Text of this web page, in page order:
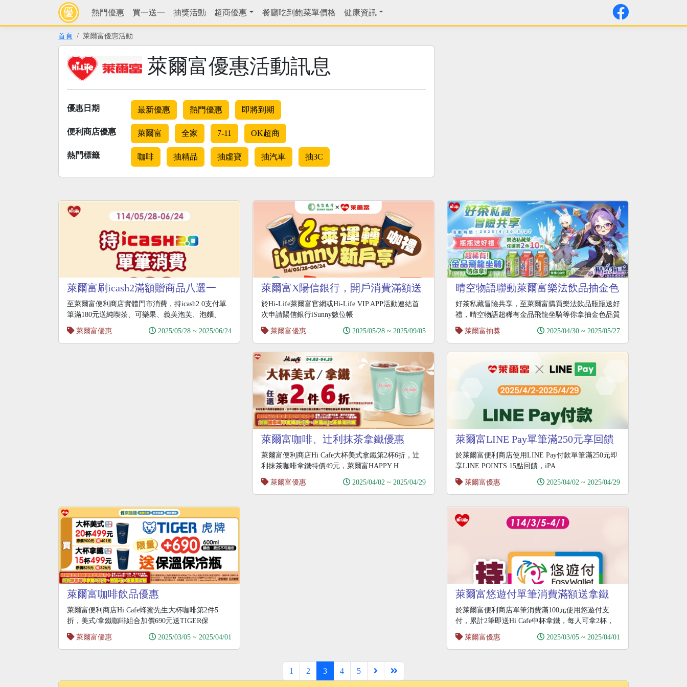
熱門優惠 買一送一 抽獎活動 超商優惠 餐廳吃到飽菜單價格 健康資訊
首頁 萊爾富優惠活動
萊爾富優惠活動訊息
優惠日期 最新優惠 熱門優惠 即將到期
便利商店優惠 萊爾富 全家 7-11 OK超商
熱門標籤 咖啡 抽精品 抽虛寶 抽汽車 抽3C
萊爾富刷icash2滿額贈商品八選一
至萊爾富便利商店實體門市消費，持icash2.0支付單
筆滿180元送純喫茶、可樂果、義美泡芙、泡麵、
萊爾富優惠
2025/05/28 ~ 2025/06/24
萊爾富X陽信銀行，開戶消費滿額送
中杯拿鐵咖啡
於Hi-Life萊爾富官網或Hi-Life VIP APP活動連結首
次申請陽信銀行iSunny數位帳
萊爾富優惠
2025/05/28 ~ 2025/09/05
晴空物語聯動萊爾富樂法飲品抽金色
飛龍座騎
好茶私藏冒險共享，至萊爾富購買樂法飲品瓶瓶送好
禮，晴空物語超稀有金品飛龍坐騎等你拿抽金色品質
座騎、頭
萊爾富抽獎 2025/04/30 ~ 2025/05/27
萊爾富咖啡、辻利抹茶拿鐵優惠
萊爾富便利商店Hi Cafe大杯美式拿鐵第2杯6折，辻
利抹茶咖啡拿鐵特價49元，萊爾富HAPPY H
萊爾富優惠
2025/04/02 ~ 2025/04/29
萊爾富LINE Pay單筆滿250元享回饋
於萊爾富便利商店使用LINE Pay付款單筆滿250元即
享LINE POINTS 15點回饋，iPA
萊爾富優惠
2025/04/02 ~ 2025/04/29
萊爾富咖啡飲品優惠
萊爾富便利商店Hi Cafe蜂蜜先生大杯咖啡第2件5
折，美式/拿鐵咖啡組合加價690元送TIGER保
萊爾富優惠
2025/03/05 ~ 2025/04/01
萊爾富悠遊付單筆消費滿額送拿鐵
於萊爾富便利商店單筆消費滿100元使用悠遊付支
付，累計2筆即送Hi Cafe中杯拿鐵，每人可拿2杯，
萊爾富優惠
2025/03/05 ~ 2025/04/01
1 2 3 4 5